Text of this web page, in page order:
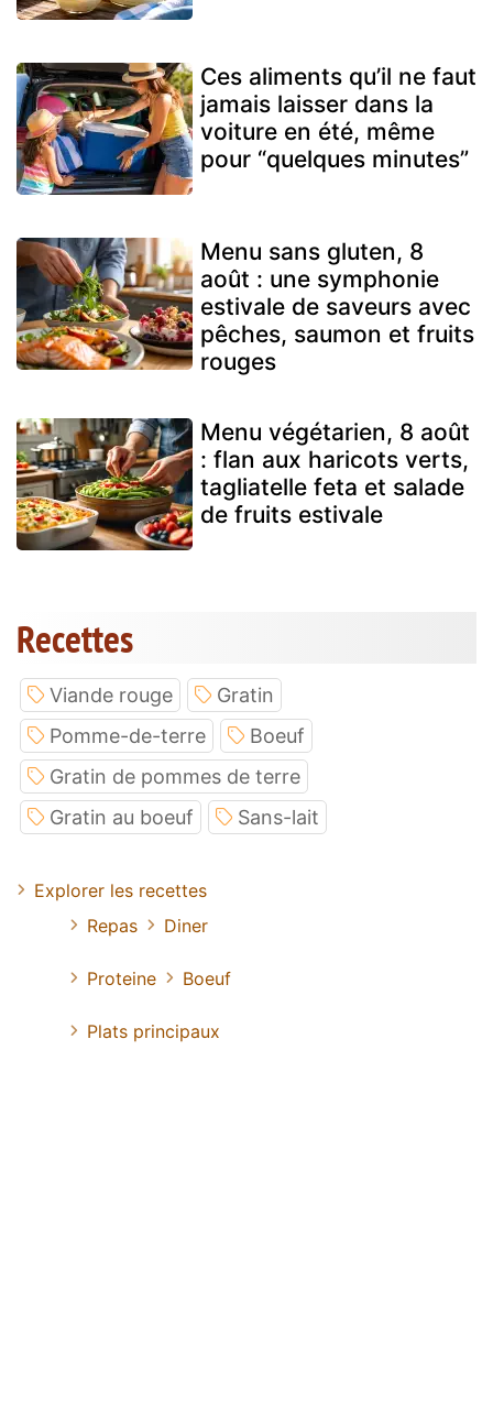
Ces aliments qu’il ne faut
jamais laisser dans la
voiture en été, même
pour “quelques minutes”
Menu sans gluten, 8
août : une symphonie
estivale de saveurs avec
pêches, saumon et fruits
rouges
Menu végétarien, 8 août
: flan aux haricots verts,
tagliatelle feta et salade
de fruits estivale
Recettes
Viande rouge
Gratin
Pomme-de-terre
Boeuf
Gratin de pommes de terre
Gratin au boeuf
Sans-lait
Explorer les recettes
Repas
Diner
Proteine Boeuf
Plats principaux